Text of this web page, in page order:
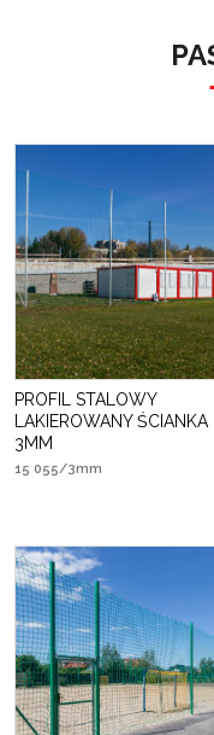
PROFIL STALOWY
LAKIEROWANY ŚCIANKA
3MM
15 055/3mm